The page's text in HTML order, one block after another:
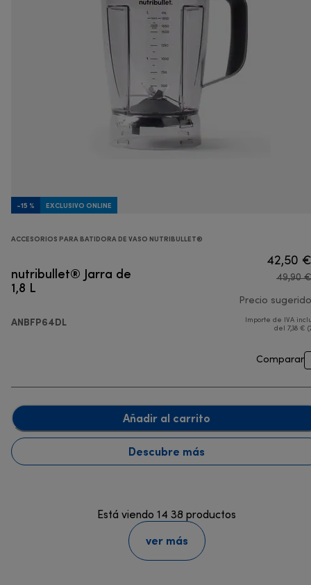
-15 % EXCLUSIVO ONLINE
ACCESORIOS PARA BATIDORA DE VASO NUTRIBULLET®
nutribullet® Jarra de
1,8 L
ANBFP64DL
42,50 €
49,90 €
Precio sugerido
Importe de IVA
del 7,38 €
Comparar
Añadir al carrito
Descubre más
Está viendo 14 38 productos
ver más